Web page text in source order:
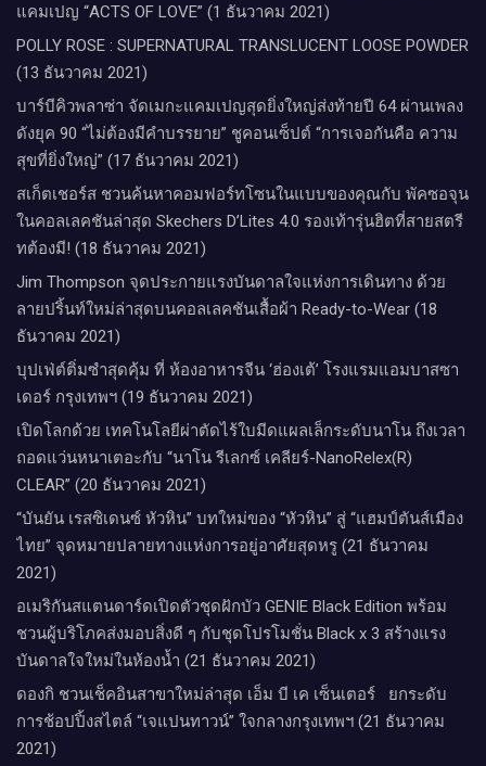
แคมเปญ “ACTS OF LOVE” (1 ธันวาคม 2021)
POLLY ROSE : SUPERNATURAL TRANSLUCENT LOOSE POWDER
(13 ธันวาคม 2021)
บาร์บีคิวพลาซ่า จัดเมกะแคมเปญสุดยิ่งใหญ่ส่งท้ายปี 64 ผ่านเพลง
ดังยุค 90 “ไม่ต้องมีคำบรรยาย” ชูคอนเซ็ปต์ “การเจอกันคือ ความ
สุขที่ยิ่งใหญ่” (17 ธันวาคม 2021)
สเก็ตเชอร์ส ชวนค้นหาคอมฟอร์ทโซนในแบบของคุณกับ พัคซอจุน
ในคอลเลคชันล่าสุด Skechers D’Lites 4.0 รองเท้ารุ่นฮิตที่สายสตรี
ทต้องมี! (18 ธันวาคม 2021)
Jim Thompson จุดประกายแรงบันดาลใจแห่งการเดินทาง ด้วย
ลายปริ้นท์ใหม่ล่าสุดบนคอลเลคชันเสื้อผ้า Ready-to-Wear (18
ธันวาคม 2021)
บุปเฟ่ต์ติ่มซำสุดคุ้ม ที่ ห้อง​อาหารจีน​ ‘ฮ่องเต้’ โรงแรม​แอม​บาส​ซา​
เดอร์​ กรุงเทพฯ​ (19 ธันวาคม 2021)
เปิดโลกด้วย เทคโนโลยีผ่าตัดไร้ใบมีดแผลเล็กระดับนาโน ถึงเวลา
ถอดแว่นหนาเตอะกับ “นาโน รีเลกซ์ เคลียร์-NanoRelex(R)
CLEAR” (20 ธันวาคม 2021)
“บันยัน เรสซิเดนซ์ หัวหิน” บทใหม่ของ “หัวหิน” สู่ “แฮมป์ตันส์เมือง
ไทย” จุดหมายปลายทางแห่งการอยู่อาศัยสุดหรู (21 ธันวาคม
2021)
อเมริกันสแตนดาร์ดเปิดตัวชุดฝักบัว GENIE Black Edition พร้อม
ชวนผู้บริโภคส่งมอบสิ่งดี ๆ กับชุดโปรโมชั่น Black x 3 สร้างแรง
บันดาลใจใหม่ในห้องน้ำ (21 ธันวาคม 2021)
ดองกิ ชวนเช็คอินสาขาใหม่ล่าสุด เอ็ม บี เค เซ็นเตอร์ ยกระดับ
การช้อปปิ้งสไตล์ “เจแปนทาวน์” ใจกลางกรุงเทพฯ (21 ธันวาคม
2021)